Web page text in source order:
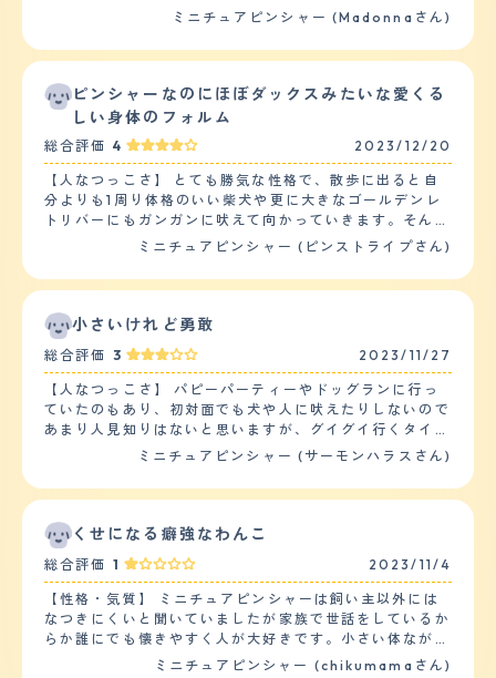
る人には人懐っこいですが、犬を飼っていない人にはなか
い人は特に怖がります。又、子供は基本的には嫌がりま
ペットととの相性はよく、大きい犬、小さい犬関係なくど
のペットともよく遊びます。特に、大きい犬との相性がよ
ますが、一人で家でお留守番してるときは、特にいたずら
したりせず、静かに過ごすことができます。家に誰かがい
る場合は、遊んでほしくあらゆるおもちゃ(ぬいぐるみ)を
持ってきてみたり、近くに来ては手で私もしくは夫の腕を
叩いてみたりと落ち着きなくあらゆる形でアピールしてい
座りからこちらがO.Kサインを出すまで食べないようにし
つけをしています。散歩の際は、犬の公園内でおもちゃ
(ボールや木の)を投げて取りに行ったら持ってくる、そし
て、こちら側に渡すという訓練を常にしています。 散歩
の回数は2回、1時間ほどです。他の犬と犬の公園で遊ばせ
たり、散歩をしています。我が家は庭があり、又、山が近
いので庭で遊ばせたり、山に散歩に行ったりもしているの
で運動量は1日、多い方になります。 【お手入れ】 毛の長
さは短いです。シャンプーは月1でしています。ブラッシ
割りと多くいです。短いので目立ちませんが、犬のクッシ
せん。 健康はいい方ですが、植物のアレルギーもちで
す。春になると目から涙がでやすくなり、雑草が高く生え
ているところは歩かせないように気を付けています。ま
た、獣医さんに勧められた目薬(漢方のようなもの)を入れ
ています。年に1回は、健康診断をしています。投薬は、
予防接種をしています。 【鳴き声】 鳴き声は、割りと大
きくうるさいです。我が家は、3階建てになり、それぞれ
の階に義理母、義理兄家族、私たち夫婦が住んでいます。
ミニチュアピンシャー (Madonnaさん)
ピンシャーなのにほぼダックスみたいな愛くる
しい身体のフォルム
総合評価 4 2023/12/20
【人なつっこさ】 とても勝気な性格で、散歩に出ると自
分よりも1周り体格のいい柴犬や更に大きなゴールデンレ
トリバーにもガンガンに吠えて向かっていきます。そんな
豪快な部分は家にいる時でも仕草の節々に随所に見られ、
動している事が多いのですが、突然段ボールハウスの上に
る事もしばしば。 一方で平常心モードの時は非常に人懐
っこく、身体を撫でてあげると幸せそうなまったり顔で身
を預けてくるのでそんなギャップにいつも心を射抜かれて
ん。（笑） 夜中に急に吠え出したりすることもあるの
で、多分自分の中での何かスイッチが入ってしまうと一気
に闘争モードになるのだと思います。特に散歩中に遭った
事のない他の飼い犬にあった時はそれはもう大変で、何回
が…… 【しつけやすさ】 しつけの中で一番大事といって
もいいトイレに関しては、全く苦戦する事無く飼ってから
1ヶ月もかからない内に覚えてくれました。 ただ、上下関
係を人間の方が上だと覚えさせるのは結構難しいかもしれ
ません。というのも、私自身は未だに腕に巻きつかれてマ
ウンティングをされる事もしょっちゅうなので。 【お手
入れ】 毛の長さは夏冬で変わるのですが、冬毛は中指の
第一関節がすっぽり埋まるくらいまで伸びて質感はコシが
強く、毛量も多いです。抜け毛も多いので室内で自由に解
ミニチュアピンシャー (ピンストライプさん)
小さいけれど勇敢
総合評価 3 2023/11/27
【人なつっこさ】 パピーパーティーやドッグランに行っ
ていたのもあり、初対面でも犬や人に吠えたりしないので
あまり人見知りはないと思いますが、グイグイ行くタイプ
ではないです。 散歩中も、すれ違いざまに吠えてくる犬
ようで、ドッグランでしつこくクンクン嗅がれていると、
追ってくる犬に対しては怒って吠えることがあります。
人間でも、グイグイくる人に対しては避けてる感じがしま
す。 【落ち着き】 他の犬種と比べ、身軽だからか、ぴょ
んぴょんと飛び跳ねる動きが多い気がします。 ドッグラ
ンでも、ずっと走っていられるので、普段散歩だけだと体
力が有り余っているのがわかります。 走っている姿は、
小鹿みたいです。 【しつけやすさ】 散歩は朝夕と1日2
回、30分から1時間。２ｋｍから４ｋｍは歩きます。家で
ミニチュアピンシャー (サーモンハラスさん)
くせになる癖強なわんこ
総合評価 1 2023/11/4
【性格・気質】 ミニチュアピンシャーは飼い主以外には
なつきにくいと聞いていましたが家族で世話をしているか
らか誰にでも懐きやすく人が大好きです。小さい体ながら
も気は強く自分より大きな犬にでも果敢に立ち向かいま
ミニチュアピンシャー (chikumamaさん)